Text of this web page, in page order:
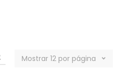
Mostrar 12 por página